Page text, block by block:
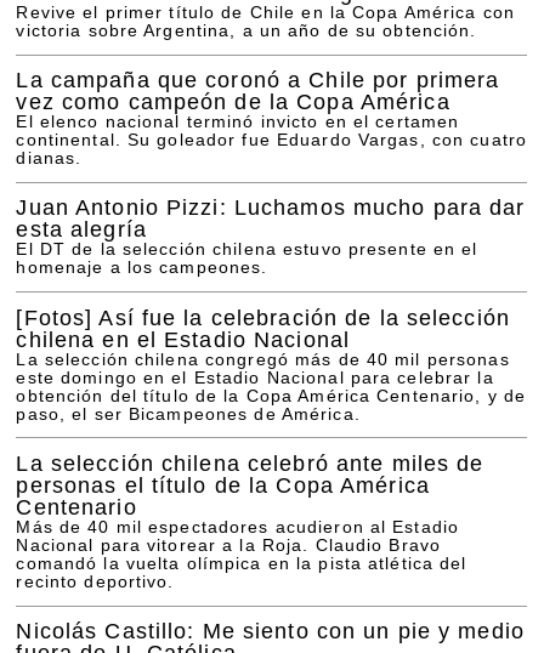
Revive el primer título de Chile en la Copa América con
victoria sobre Argentina, a un año de su obtención.
La campaña que coronó a Chile por primera
vez como campeón de la Copa América
El elenco nacional terminó invicto en el certamen
continental. Su goleador fue Eduardo Vargas, con cuatro
dianas.
Juan Antonio Pizzi: Luchamos mucho para dar
esta alegría
El DT de la selección chilena estuvo presente en el
homenaje a los campeones.
[Fotos] Así fue la celebración de la selección
chilena en el Estadio Nacional
La selección chilena congregó más de 40 mil personas
este domingo en el Estadio Nacional para celebrar la
obtención del título de la Copa América Centenario, y de
paso, el ser Bicampeones de América.
La selección chilena celebró ante miles de
personas el título de la Copa América
Centenario
Más de 40 mil espectadores acudieron al Estadio
Nacional para vitorear a la Roja. Claudio Bravo
comandó la vuelta olímpica en la pista atlética del
recinto deportivo.
Nicolás Castillo: Me siento con un pie y medio